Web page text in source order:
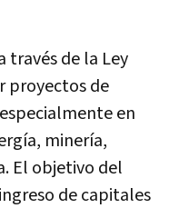
través de la Ley
proyectos de
en
minería,
El objetivo del
de capitales